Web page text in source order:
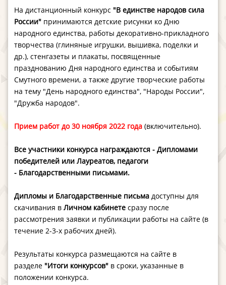
На дистанционный конкурс "В единстве народов сила
России" принимаются детские рисунки ко Дню
народного единства, работы декоративно-прикладного
творчества (глиняные игрушки, вышивка, поделки и
др.), стенгазеты и плакаты, посвященные
празднованию Дня народного единства и событиям
Смутного времени, а также другие творческие работы
на тему "День народного единства", "Народы России",
"Дружба народов".
Прием работ до 30 ноября 2022 года (включительно).
Все участники конкурса награждаются - Дипломами
победителей или Лауреатов, педагоги
- Благодарственными письмами. ​
Дипломы и Благодарственные письма доступны для
скачивания в Личном кабинете сразу после
рассмотрения заявки и публикации работы на сайте (в
течение 2-3-х рабочих дней).
Результаты конкурса размещаются на сайте в
разделе "Итоги конкурсов" в сроки, указанные в
положении конкурса.